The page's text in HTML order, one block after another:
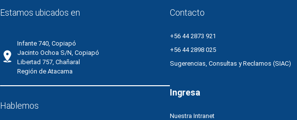
Estamos ubicados en
Infante 740, Copiapó
Jacinto Ochoa S/N, Copiapó
Libertad 757, Chañaral
Región de Atacama
Hablemos
Contacto
+56 44 2873 921
+56 44 2898 025
Sugerencias, Consultas y Reclamos (SIAC)
Ingresa
Nuestra Intranet